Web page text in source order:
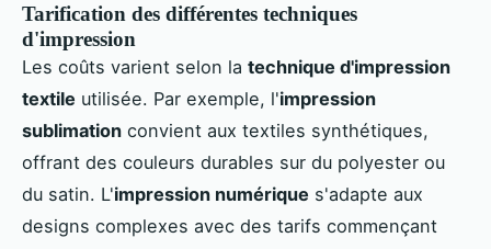
Tarification des différentes techniques
d'impression
Les coûts varient selon la technique d'impression
textile utilisée. Par exemple, l'impression
sublimation convient aux textiles synthétiques,
offrant des couleurs durables sur du polyester ou
du satin. L'impression numérique s'adapte aux
designs complexes avec des tarifs commençant